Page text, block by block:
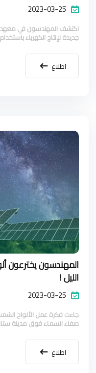
2023-03-25
اكتشف المهندسون في معهد
جديدة لإنتاج الكهرباء
اطلاع
المهندسون يخترعون
الليل !
2023-03-25
جاءت فكرة عمل الألواح
صفاء السماء فوق مدينة
اطلاع